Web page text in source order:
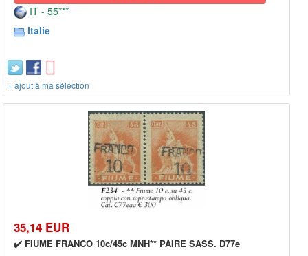
IT - 55***
Italie
+ ajout à ma sélection
35,14 EUR
✔️ FIUME FRANCO 10c/45c MNH** PAIRE SASS. D77e